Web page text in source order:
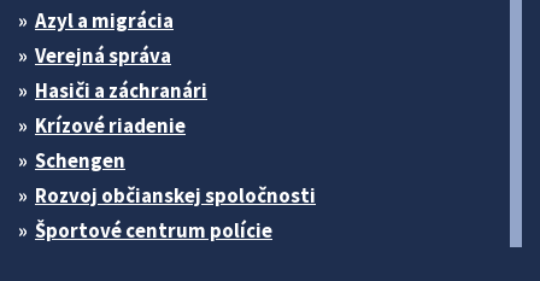
Azyl a migrácia
Verejná správa
Hasiči a záchranári
Krízové riadenie
Schengen
Rozvoj občianskej spoločnosti
Športové centrum polície